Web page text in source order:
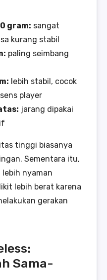
gram: sangat
kurang stabil
paling seimbang
lebih stabil, cocok
player
jarang dipakai
tinggi biasanya
Sementara itu,
lebih nyaman
lebih berat karena
gerakan
Sama-